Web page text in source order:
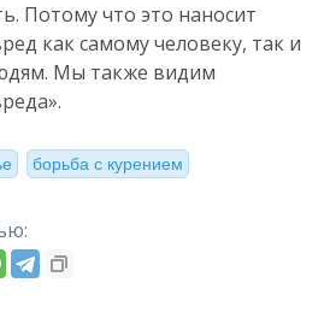
Потому что это наносит
как самому человеку, так и
Мы также видим
борьба с курением